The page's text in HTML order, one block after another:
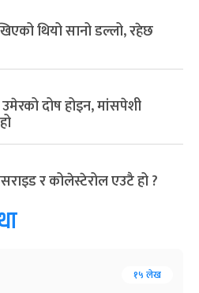
थियो सानो डल्लो, रहेछ
दोष होइन, मांसपेशी
र कोलेस्टेरोल एउटै हो ?
१५ लेख